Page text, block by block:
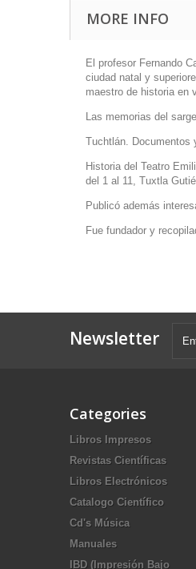
MORE INFO
El profesor Fernando
ciudad natal y
maestro de historia en
Las memorias del
Tuchtlán. Documentos
Historia del Teatro
del 1 al 11, Tuxtla
Publicó además
Fue fundador y
Newsletter
Categories
Libros Impresos
Revistas Científicas
Libros Electrónicos
Catalogo Científico
Cd's Música
Manuales
IBD (Impresión Bajo